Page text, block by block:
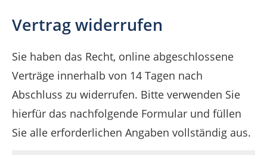
Vertrag widerrufen
Sie haben das Recht, online abgeschlossene
Verträge innerhalb von 14 Tagen nach
Abschluss zu widerrufen. Bitte verwenden Sie
hierfür das nachfolgende Formular und füllen
Sie alle erforderlichen Angaben vollständig aus.